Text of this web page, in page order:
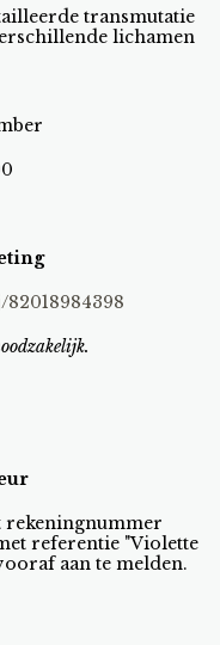
transmutatie
lichamen
rekeningnummer
referentie "Violette
aan te melden.